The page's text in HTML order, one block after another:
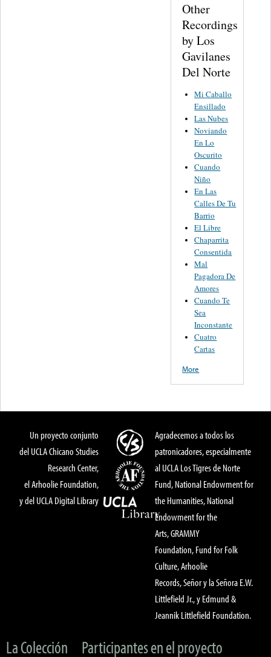
Other
Recordings
by Los
Gavilanes
Del Norte
Mi Caballo
Ensillado
Las Nubes
Noviando
En Lo
Oscurito
Cuando
Niño
En Las
Calles De Tu
Barrio
El Libre
Chaparrita
Consentida
Mal
Pagadora De
Amores
Cuando Te
Sea
Inconstante
Cuatro
Cartas
More
Un proyecto conjunto
del UCLA Chicano Studies
Research Center,
el Arhoolie Foundation,
y del UCLA Digital Library
Agradecemos a todos los
patronicadores, especialmente
al UCLA Los Tigres de Norte
Fund, National Endowment for
the Humanities, National
Endowment for the
Arts, GRAMMY
Foundation, Fund for Folk
Culture, Arhoolie
Records, Señor y la Señora E.W.
Littlefield Jr., y Edmund &
Jeannik Littlefield Foundation.
La Colección
Participantes en el proyecto